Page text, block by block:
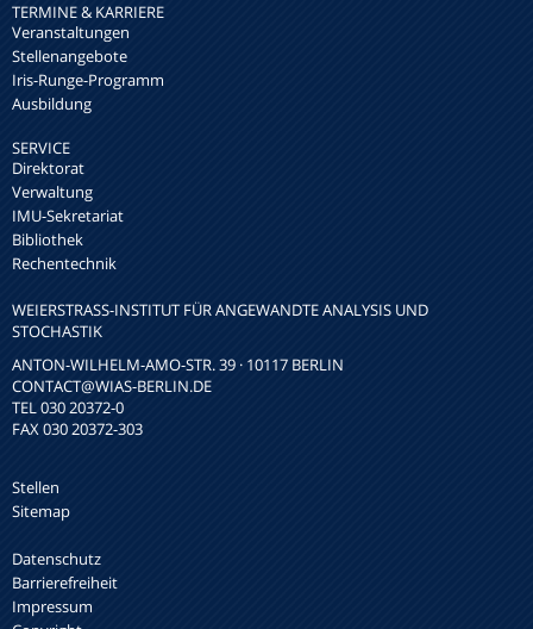
TERMINE & KARRIERE
Veranstaltungen
Stellenangebote
Iris-Runge-Programm
Ausbildung
SERVICE
Direktorat
Verwaltung
IMU-Sekretariat
Bibliothek
Rechentechnik
WEIERSTRASS-INSTITUT FÜR ANGEWANDTE ANALYSIS UND S
TOCHASTIK
ANTON-WILHELM-AMO-STR. 39 · 10117 BERLIN
CONTACT@WIAS-BERLIN.DE
TEL 030 20372-0
FAX 030 20372-303
Stellen
Sitemap
Datenschutz
Barrierefreiheit
Impressum